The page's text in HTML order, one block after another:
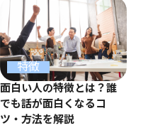
特徴
面白い人の特徴とは？誰
でも話が面白くなるコ
ツ・方法を解説